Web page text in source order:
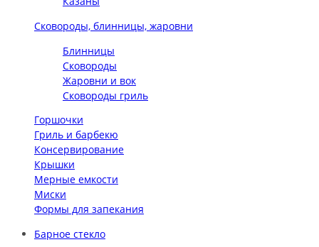
Сковороды, блинницы, жаровни
Блинницы
Сковороды
Жаровни и вок
Сковороды гриль
Горшочки
Гриль и барбекю
Консервирование
Крышки
Мерные емкости
Миски
Формы для запекания
Барное стекло